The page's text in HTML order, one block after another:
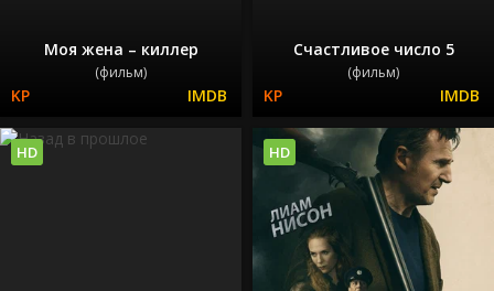
Моя жена – киллер
(фильм)
Счастливое число 5
(фильм)
HD HD